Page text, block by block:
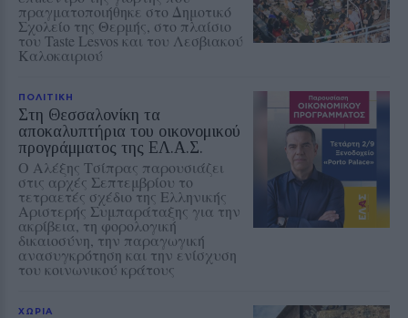
πραγματοποιήθηκε στο Δημοτικό
Σχολείο της Θερμής, στο πλαίσιο
του Taste Lesvos και του Λεσβιακού
Καλοκαιριού
ΠΟΛΙΤΙΚΗ
Στη Θεσσαλονίκη τα
αποκαλυπτήρια του οικονομικού
προγράμματος της ΕΛ.Α.Σ.
Ο Αλέξης Τσίπρας παρουσιάζει
στις αρχές Σεπτεμβρίου το
τετραετές σχέδιο της Ελληνικής
Αριστερής Συμπαράταξης για την
ακρίβεια, τη φορολογική
δικαιοσύνη, την παραγωγική
ανασυγκρότηση και την ενίσχυση
του κοινωνικού κράτους
ΧΩΡΙΑ